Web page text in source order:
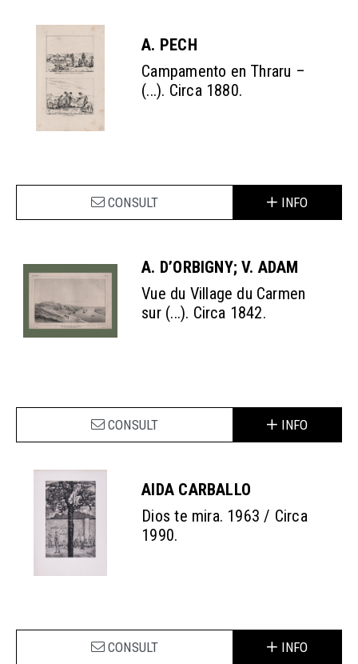
A. PECH
Campamento en Thraru –
(...). Circa 1880.
CONSULT INFO
A. D’ORBIGNY; V. ADAM
Vue du Village du Carmen
sur (...). Circa 1842.
CONSULT INFO
AIDA CARBALLO
Dios te mira. 1963 / Circa
1990.
CONSULT INFO